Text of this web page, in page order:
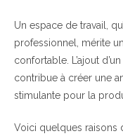
Un espace de travail,
professionnel, mérite
confortable. L’ajout d’un
contribue à créer une
stimulante pour la
Voici quelques raisons